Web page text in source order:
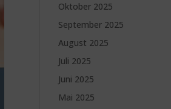
Oktober 2025
September 2025
August 2025
Juli 2025
Juni 2025
Mai 2025